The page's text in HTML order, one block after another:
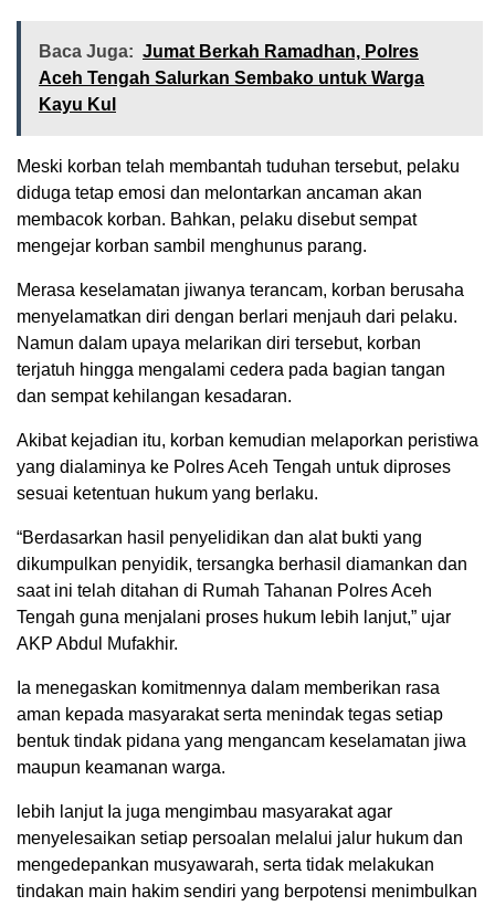
Baca Juga: Jumat Berkah Ramadhan, Polres
Aceh Tengah Salurkan Sembako untuk Warga
Kayu Kul
Meski korban telah membantah tuduhan tersebut, pelaku
diduga tetap emosi dan melontarkan ancaman akan
membacok korban. Bahkan, pelaku disebut sempat
mengejar korban sambil menghunus parang.
Merasa keselamatan jiwanya terancam, korban berusaha
menyelamatkan diri dengan berlari menjauh dari pelaku.
Namun dalam upaya melarikan diri tersebut, korban
terjatuh hingga mengalami cedera pada bagian tangan
dan sempat kehilangan kesadaran.
Akibat kejadian itu, korban kemudian melaporkan peristiwa
yang dialaminya ke Polres Aceh Tengah untuk diproses
sesuai ketentuan hukum yang berlaku.
“Berdasarkan hasil penyelidikan dan alat bukti yang
dikumpulkan penyidik, tersangka berhasil diamankan dan
saat ini telah ditahan di Rumah Tahanan Polres Aceh
Tengah guna menjalani proses hukum lebih lanjut,” ujar
AKP Abdul Mufakhir.
Ia menegaskan komitmennya dalam memberikan rasa
aman kepada masyarakat serta menindak tegas setiap
bentuk tindak pidana yang mengancam keselamatan jiwa
maupun keamanan warga.
lebih lanjut Ia juga mengimbau masyarakat agar
menyelesaikan setiap persoalan melalui jalur hukum dan
mengedepankan musyawarah, serta tidak melakukan
tindakan main hakim sendiri yang berpotensi menimbulkan